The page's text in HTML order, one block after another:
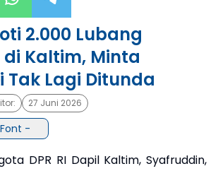
×
2.000 Lubang
Kaltim, Minta
Tak Lagi Ditunda
27 Juni 2026
Font -
DPR RI Dapil Kaltim, Syafruddin,